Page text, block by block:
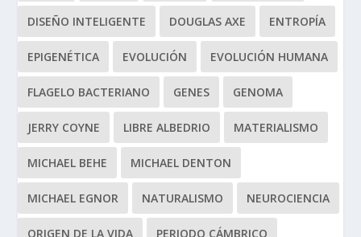
DISEÑO INTELIGENTE DOUGLAS AXE ENTROPÍA
EPIGENÉTICA EVOLUCIÓN EVOLUCIÓN HUMANA
FLAGELO BACTERIANO GENES GENOMA
JERRY COYNE LIBRE ALBEDRIO MATERIALISMO
MICHAEL BEHE MICHAEL DENTON
MICHAEL EGNOR NATURALISMO NEUROCIENCIA
ORIGEN DE LA VIDA PERIODO CÁMBRICO